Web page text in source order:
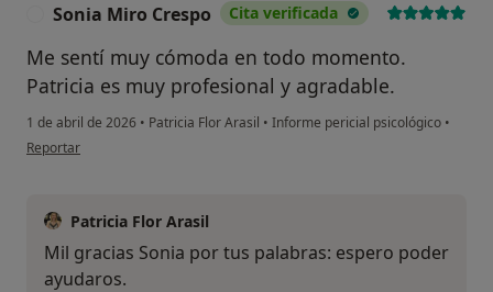
Sonia Miro Crespo Cita verificada
Me sentí muy cómoda en todo momento.
Patricia es muy profesional y agradable.
1 de abril de 2026 • Patricia Flor Arasil • Informe pericial psicológico •
en opinión del usuario Sonia Miro Crespo
Reportar
Patricia Flor Arasil
Mil gracias Sonia por tus palabras: espero poder
ayudaros.